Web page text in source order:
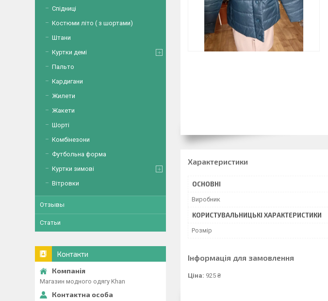
Характеристики
ОСНОВНІ
Виробник
КОРИСТУВАЛЬНИЦЬКІ ХАРАКТЕРИСТИКИ
Розмір
Інформація для замовлення
Ціна: 925 ₴
Спідниці
Костюми літо ( з шортами)
Штани
Куртки демі
Пальто
Кардигани
Жилети
Жакети
Шорті
Комбінезони
Футбольна форма
Куртки зимові
Вітровки
Отзывы
Статьи
Контакти
Магазин модного одягу Khan